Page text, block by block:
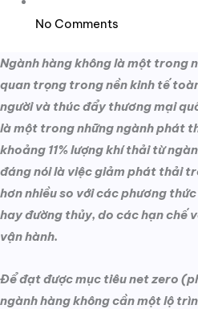
No Comments
Ngành hàng không là một trong
quan trọng trong nền kinh tế
người và thúc đẩy thương mại
là một trong những ngành phát
khoảng 11% lượng khí thải từ
đáng nói là việc giảm phát thải
hơn nhiều so với các phương
hay đường thủy, do các hạn chế
vận hành.
Để đạt được mục tiêu net zero
ngành hàng không cần một lộ